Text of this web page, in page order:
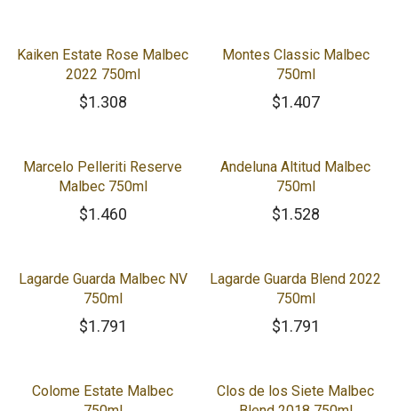
Kaiken Estate Rose Malbec
2022 750ml
$1.308
Montes Classic Malbec
750ml
$1.407
Marcelo Pelleriti Reserve
Malbec 750ml
$1.460
Andeluna Altitud Malbec
750ml
$1.528
Lagarde Guarda Malbec NV
750ml
$1.791
Lagarde Guarda Blend 2022
750ml
$1.791
Colome Estate Malbec
Clos de los Siete Malbec